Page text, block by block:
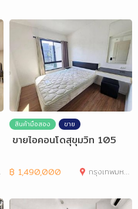
สินค้ามือสอง ขาย
ขายไอคอนโดสุขุมวิท 105
฿ 1,490,000 กรุงเทพมหานคร